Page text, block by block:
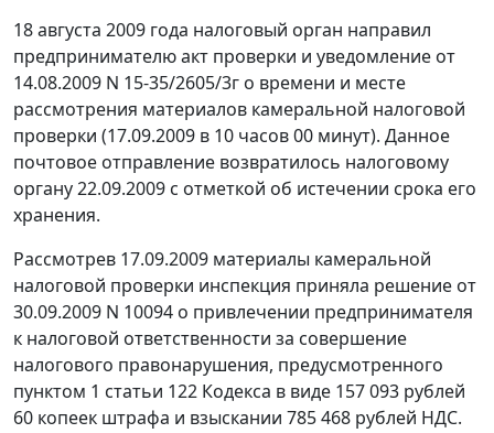
18 августа 2009 года налоговый орган направил
предпринимателю акт проверки и уведомление от
14.08.2009 N 15-35/2605/3г о времени и месте
рассмотрения материалов камеральной налоговой
проверки (17.09.2009 в 10 часов 00 минут). Данное
почтовое отправление возвратилось налоговому
органу 22.09.2009 с отметкой об истечении срока его
хранения.
Рассмотрев 17.09.2009 материалы камеральной
налоговой проверки инспекция приняла решение от
30.09.2009 N 10094 о привлечении предпринимателя
к налоговой ответственности за совершение
налогового правонарушения, предусмотренного
пунктом 1 статьи 122 Кодекса в виде 157 093 рублей
60 копеек штрафа и взыскании 785 468 рублей НДС.